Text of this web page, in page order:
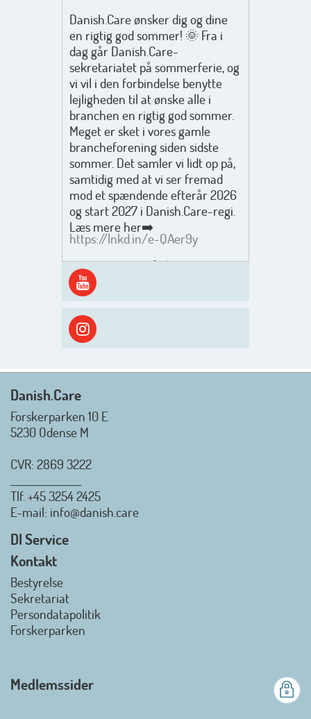
Danish.Care ønsker dig og dine
en rigtig god sommer! 🌞 Fra i
dag går Danish.Care-
sekretariatet på sommerferie, og
vi vil i den forbindelse benytte
lejligheden til at ønske alle i
branchen en rigtig god sommer.
Meget er sket i vores gamle
brancheforening siden sidste
sommer. Det samler vi lidt op på,
samtidig med at vi ser fremad
mod et spændende efterår 2026
og start 2027 i Danish.Care-regi.
Læs mere her➡️
https://lnkd.in/e-QAer9y
Men inden det går løs med en
spændende og aktivt
efterårsæson, så går turen først
ud i solen, ned til vandet og ind i
skyggen igen. Danish.Care holder
sommerlukket i uge 29 + 30.
Mvh. Anders, Helle og Malthe
Danish.Care - Branchen for
hjælpemidler og
Danish.Care fra den 01. juli 2026
officielt kan kalde sig for
gennemslagskraft og skabe
Danish.Care
Forskerparken 10 E
5230 Odense M
CVR: 2869 3222
Tlf.+45 3254 2425
E-mail: info@danish.care
DI Service
Kontakt
Bestyrelse
Sekretariat
Persondatapolitik
Forskerparken
Medlemssider